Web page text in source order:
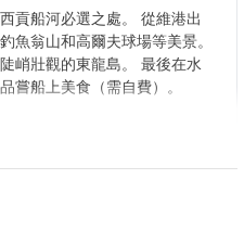
貢船河必選之處。 從維港出
魚翁山和高爾夫球場等美景。
峭壯觀的東龍島。 最後在水
嘗船上美食（需自費）。
台) / 中環 (10號碼頭)/ 中環
（7號）/ 觀塘公眾碼頭/ 筲箕